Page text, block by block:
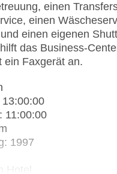
einen
einen
einen eigenen
das Business-
ein Faxgerät an.
11:00:00
1997